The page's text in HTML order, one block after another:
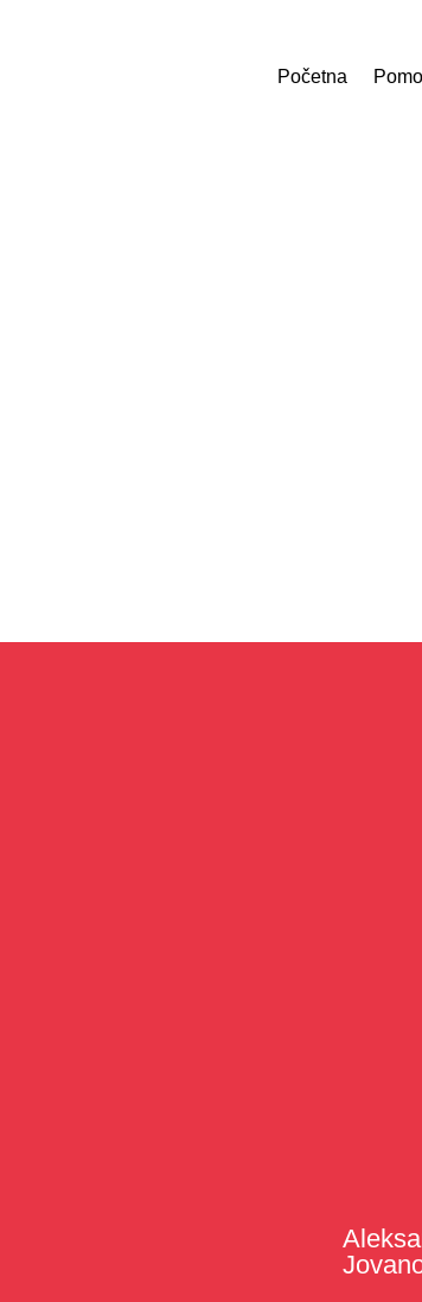
Početna